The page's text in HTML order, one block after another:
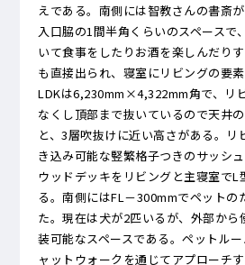
えである。南側には智教さんの書斎
入口脇の1間半角くらいのスペースで
いて食事をしたりお酒を楽しんだり
も直接出られ、寝室にリビングの要素
LDKは6,230mm×4,322mm角で、リ
なくし頂部まで抜いているので天井
と、3層吹抜けに近い高さがある。リ
き込み可能な竪繁格子つきのサッシ
ウッドデッキをリビングと主寝室でL
る。南側にはFL－300mmでペットの
た。現在は犬が2匹いるが、外部から
装可能なスペースである。ペットル
ャットウォークを通じてアプローチ